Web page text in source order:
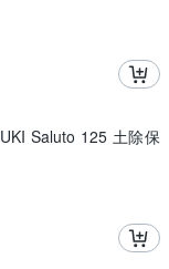
Saluto 125 土除保